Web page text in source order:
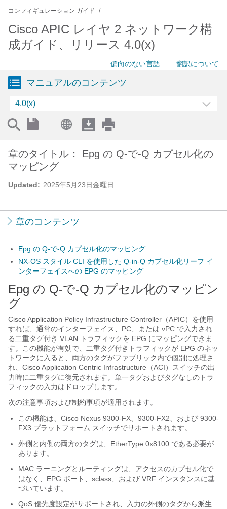
コンフィギュレーション ガイド
Cisco APIC レイヤ 2 ネットワーク構
成ガイド、リリース 4.0(x)
偏向のない言語 翻訳について
マニュアルのコンテンツ
4.0(x)
Updated: 2025年5月23日金曜日
章のタイトル： Epg の Q-で-Q カプセル化の
マッピング
章のコンテンツ
Epg の Q-で-Q カプセル化のマッピング
NX-OS スタイル CLI を使用した Q-in-Q カプセル化リーフ イ
ンターフェイスへの EPG のマッピング
Epg の Q-で-Q カプセル化のマッピン
グ
Cisco Application Policy Infrastructure Controller （APIC）を使用
すれば、通常のインターフェイス、PC、または vPC で入力され
る二重タグ付き VLAN トラフィックを EPG にマッピングできま
す。この機能が有効で、二重タグ付きトラフィックが EPG のネッ
トワークに入ると、両方のタグがファブリック内で個別に処理さ
れ、 Cisco Application Centric Infrastructure （ACI）スイッチの出
力時に二重タグに復元されます。単一タグおよびタグなしのトラ
フィックの入力はドロップします。
次の注意事項および制約事項が適用されます。
この機能は、Cisco Nexus 9300-FX、9300-FX2、および 9300-
FX3 プラットフォーム スイッチでサポートされます。
外側と内側の両方のタグは、EtherType 0x8100 である必要が
あります。
MAC ラーニングとルーティングは、アクセスのカプセル化で
はなく、EPG ポート、sclass、および VRF インスタンスに基
づいています。
QoS 優先度設定がサポートされ、入力の外側のタグから派生